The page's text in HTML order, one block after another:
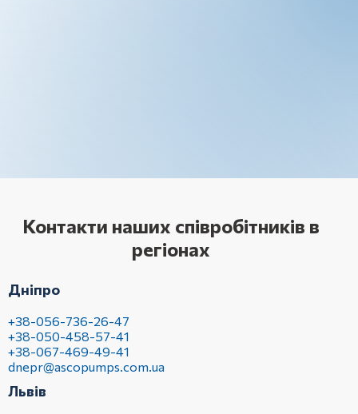
Контакти наших співробітників в
регіонах
Дніпро
+38-056-736-26-47
+38-050-458-57-41
+38-067-469-49-41
dnepr@ascopumps.com.ua
Львів